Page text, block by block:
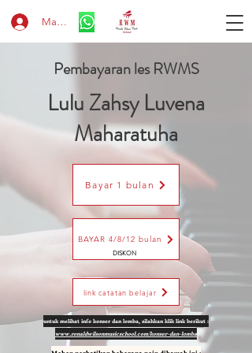
Masuk
Pembayaran les RWMS
Lulu Zahsy Luvena
Maharatuha
Bayar 1 bulan
BAYAR 4/8/12 bulan
DISKON
link catatan belajar
untuk melihat info konser dan lomba, silahkan klik link berikut :
www.ronaldwilsonmusicschool.com/konser-dan-lomba